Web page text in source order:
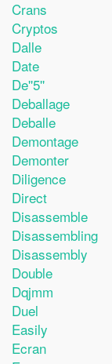
Crans
Cryptos
Dalle
Date
De''5''
Deballage
Deballe
Demontage
Demonter
Diligence
Direct
Disassemble
Disassembling
Disassembly
Double
Dqjmm
Duel
Easily
Ecran